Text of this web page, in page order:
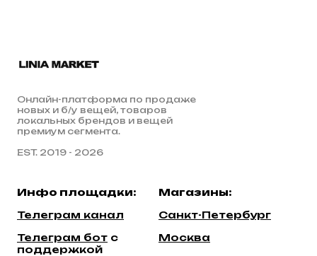
Онлайн-платформа по продаже
новых и б/у вещей, товаров
локальных брендов и вещей
премиум сегмента.
EST. 2019 - 2026
Инфо площадки:
Телеграм канал
Телеграм бот c
поддержкой
Магазины:
Санкт-Петербург
Москва